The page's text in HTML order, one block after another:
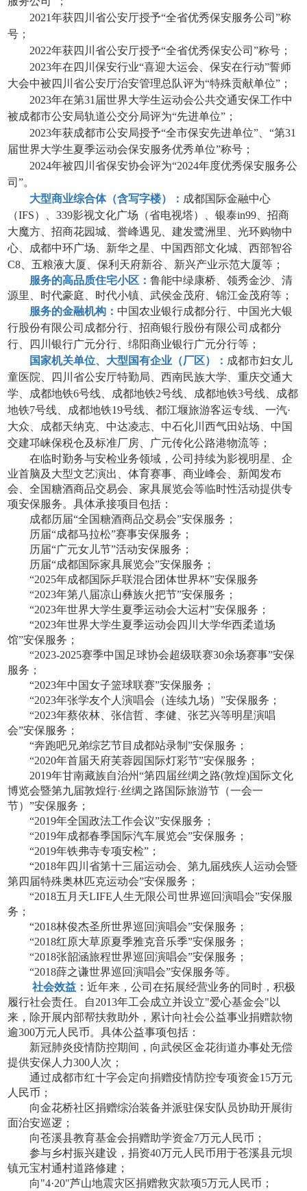
2021年获四川省公安厅授予“全省优秀保安服务公司”称
号；
2022年获四川省公安厅授予“全省优秀保安公司”称号；
2023年在四川保安行业“喜迎大运会、保安在行动”誓师
大会中被四川省公安厅治安管理总队评为“特殊贡献单位”；
2023年在第31届世界大学生运动会公共交通安保工作中
被成都市公安局轨道公交分局评为“先进单位”；
2023年获成都市公安局授予“全市保安先进单位”、“第31
届世界大学生夏季运动会保安服务优秀单位”称号；
2024年被四川省保安协会评为“2024年度优秀保安服务公
司”。
大型商业综合体（含写字楼）： 成都国际金融中心
（IFS）、339影视文化广场（省电视塔）、银泰in99、招商
大魔方 、招商花园城、誉峰遇见、建发鹭洲里 、光环购物中
心、
成都中环广场、 新华之星、中国西部文化城、西部智谷
C8、五粮液大厦、保利天府新谷 、新兴产业示范大厦等；
服务的高品质住宅小区：鲁能中绿康桥、领秀金沙、清
源里
时代豪庭、 时代小镇、武侯金茂府 、锦江金茂府等；
服务的金融机构： 中国农业银行成都分行、中国光大银
行股份有限公司成都分行 、招商银行股份有限公司 成都分
行
四川银行广元分行、绵阳商业银行广元分行等；
国家机关单位、大型国有企业（厂区）： 成都市妇女儿
童医院、四川省公安厅特勤局、西南民族大学、重庆交通大
学、
成都地铁6号线 成都地铁2号线、成都地铁3号线、成都
地铁7号线、成都地铁19号线、都江堰旅游客运专线 、一汽·
大众、成都天纳克、中达凌志 、中石化川西气田站场 、中国
交建邛崃保税仓及标准厂房、广元传化公路港物流等；
在临时勤务与安检业务领域，公司持续为影视明星、企
业首脑及大型文艺演出、体育赛事、商业峰会、新闻发布
会、全国糖酒商品交易会、家具展览会等临时性活动提供专
项安保服务。具体承接项目包括：
成都历届“全国糖酒商品交易会”安保服务；
历届“成都马拉松”赛事安保服务；
历届“广元女儿节”活动安保服务；
历届“成都国际家具展览会”安保服务；
“2025年成都国际乒联混合团体世界杯”安保服务
“2023年第八届凉山彝族火把节”安保服务；
“2023年世界大学生夏季运动会大运村”安保服务；
“2023年世界大学生夏季运动会四川大学华西柔道场
馆”安保服务；
“2023-2025赛季中国足球协会超级联赛30余场赛事”安保
服务；
“2023年中国女子篮球联赛”安保服务；
“2023年张学友个人演唱会（连续九场）”安保服务；
“2023年蔡依林、张信哲、李健、张艺兴等明星演唱
会”安保服务；
“奔跑吧兄弟综艺节目成都站录制”安保服务；
“2020年首届天府芙蓉园国际灯彩节”安保服务；
2019年甘南藏族自治州“第四届丝绸之路(敦煌)国际文化
博览会暨第九届敦煌行·丝绸之路国际旅游节（一会一
节）”安保服务；
“2019年全国政法工作会议”安保服务；
“2019年成都春季国际汽车展览会”安保服务；
“2019年铁弗寺专项安检”；
“2018年四川省第十三届运动会、第九届残疾人运动会暨
第四届特殊奥林匹克运动会”安保服务；
“2018五月天LIFE人生无限公司世界巡回演唱会”安保服
务；
“2018林俊杰圣所世界巡回演唱会”安保服务；
“2018红原大草原夏季雅克音乐季”安保服务；
“2018张韶涵旅程世界巡回演唱会”安保服务；
“2018薛之谦世界巡回演唱会”安保服务等。
社会效益：近年来，公司在拓展经营业务的同时，积极
履行社会责任。自2013年工会成立并设立"爱心基金会"以
来，除开展内部帮扶救助外，累计向社会公益事业捐赠款物
逾300万元人民币。具体公益事项包括：
新冠肺炎疫情防控期间，向武侯区金花街道办事处无偿
提供安保人力300人次；
通过成都市红十字会定向捐赠疫情防控专项资金15万元
人民币；
向金花桥社区捐赠综治装备并派驻保安队员协助开展街
面治安巡逻；
向苍溪县教育基金会捐赠助学资金7万元人民币；
参与乡村振兴建设，捐资40万元人民币用于苍溪县元坝
镇元宝村通村道路修建；
向"4·20"芦山地震灾区捐赠救灾款项5万元人民币；